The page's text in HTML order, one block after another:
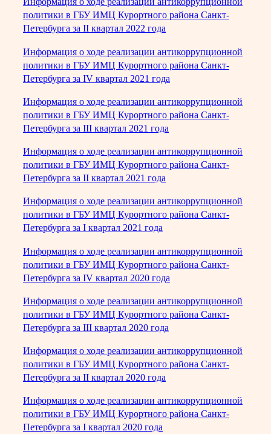
политики в ГБУ ИМЦ Курортного района Санкт-
Петербурга за II квартал 2022 года
Информация о ходе реализации антикоррупционной
политики в ГБУ ИМЦ Курортного района Санкт-
Петербурга за IV квартал 2021 года
Информация о ходе реализации антикоррупционной
политики в ГБУ ИМЦ Курортного района Санкт-
Петербурга за III квартал 2021 года
Информация о ходе реализации антикоррупционной
политики в ГБУ ИМЦ Курортного района Санкт-
Петербурга за II квартал 2021 года
Информация о ходе реализации антикоррупционной
политики в ГБУ ИМЦ Курортного района Санкт-
Петербурга за I квартал 2021 года
Информация о ходе реализации антикоррупционной
политики в ГБУ ИМЦ Курортного района Санкт-
Петербурга за IV квартал 2020 года
Информация о ходе реализации антикоррупционной
политики в ГБУ ИМЦ Курортного района Санкт-
Петербурга за III квартал 2020 года
Информация о ходе реализации антикоррупционной
политики в ГБУ ИМЦ Курортного района Санкт-
Петербурга за II квартал 2020 года
Информация о ходе реализации антикоррупционной
политики в ГБУ ИМЦ Курортного района Санкт-
Петербурга за I квартал 2020 года